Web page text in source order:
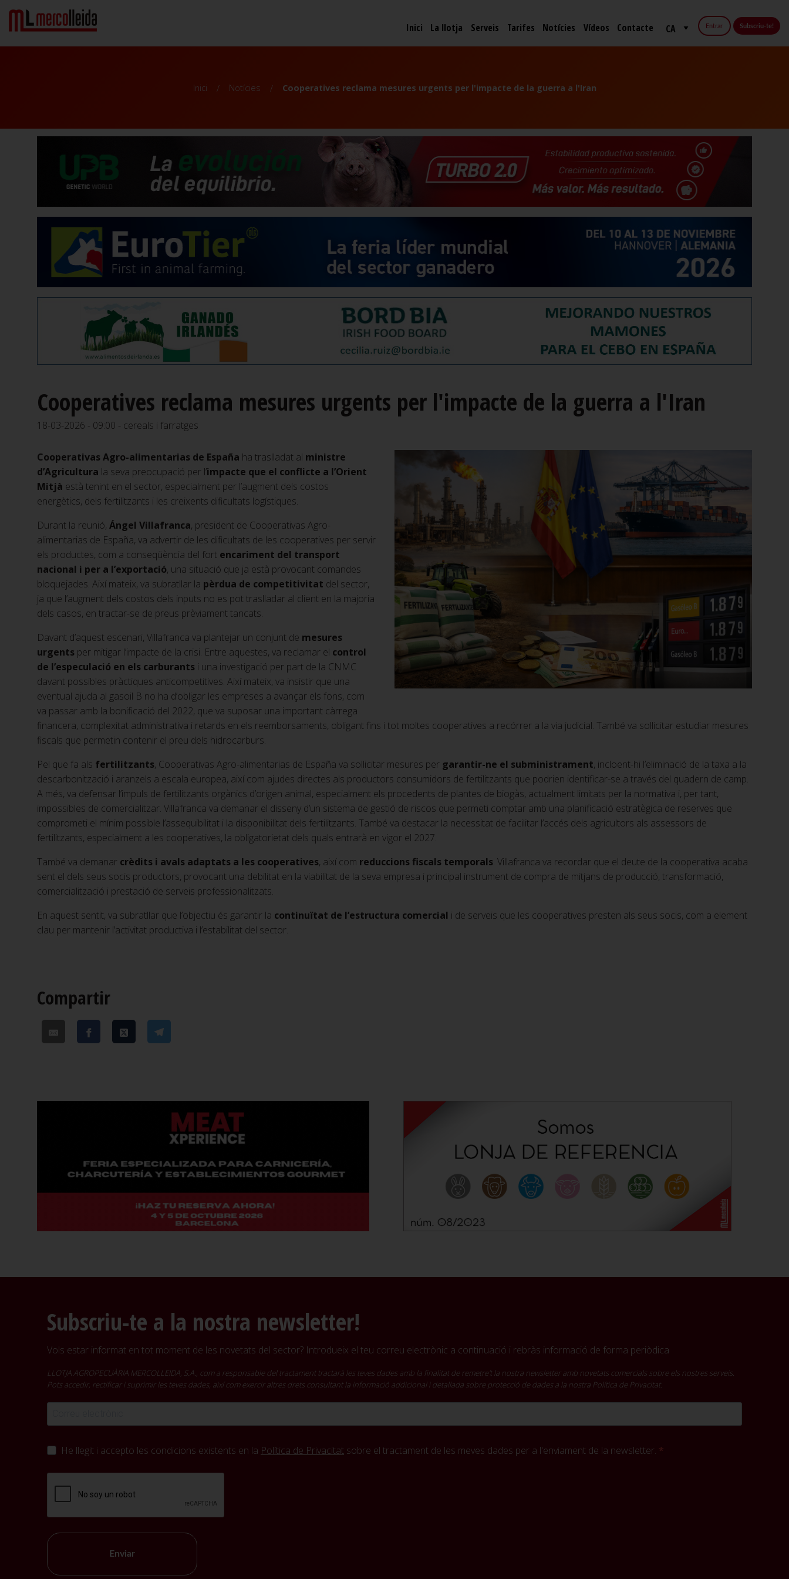
Entrar Subscriu-te!
Inici La llotja Serveis Tarifes Notícies Vídeos Contacte
Inici Notícies Cooperatives reclama mesures urgents per l'impacte de la guerra a l'Iran
Cooperatives reclama mesures urgents per l'impacte de la guerra a l'Iran
18-03-2026 - 09:00 - cereals i farratges
Cooperativas Agro-alimentarias de España ha traslladat al ministre
d’Agricultura la seva preocupació per l’impacte que el conflicte a l’Orient
Mitjà està tenint en el sector, especialment per l’augment dels costos
energètics, dels fertilitzants i les creixents dificultats logístiques.
Durant la reunió, Ángel Villafranca, president de Cooperativas Agro-
alimentarias de España, va advertir de les dificultats de les cooperatives per servir
els productes, com a conseqüència del fort encariment del transport
nacional i per a l’exportació, una situació que ja està provocant comandes
bloquejades. Així mateix, va subratllar la pèrdua de competitivitat del sector,
ja que l’augment dels costos dels inputs no es pot traslladar al client en la majoria
dels casos, en tractar-se de preus prèviament tancats.
Davant d’aquest escenari, Villafranca va plantejar un conjunt de mesures
urgents per mitigar l’impacte de la crisi. Entre aquestes, va reclamar el control
de l’especulació en els carburants i una investigació per part de la CNMC
davant possibles pràctiques anticompetitives. Així mateix, va insistir que una
eventual ajuda al gasoil B no ha d’obligar les empreses a avançar els fons, com
va passar amb la bonificació del 2022, que va suposar una important càrrega
financera, complexitat administrativa i retards en els reemborsaments, obligant fins i tot moltes cooperatives a recórrer a la via judicial. També va sol·licitar estudiar mesures
fiscals que permetin contenir el preu dels hidrocarburs.
Pel que fa als fertilitzants, Cooperativas Agro-alimentarias de España va sol·licitar mesures per garantir-ne el subministrament, incloent-hi l’eliminació de la taxa a la
descarbonització i aranzels a escala europea, així com ajudes directes als productors consumidors de fertilitzants que podrien identificar-se a través del quadern de camp.
A més, va defensar l’impuls de fertilitzants orgànics d’origen animal, especialment els procedents de plantes de biogàs, actualment limitats per la normativa i, per tant,
impossibles de comercialitzar. Villafranca va demanar el disseny d’un sistema de gestió de riscos que permeti comptar amb una planificació estratègica de reserves que
comprometi el mínim possible l’assequibilitat i la disponibilitat dels fertilitzants. També va destacar la necessitat de facilitar l’accés dels agricultors als assessors de
fertilitzants, especialment a les cooperatives, la obligatorietat dels quals entrarà en vigor el 2027.
També va demanar crèdits i avals adaptats a les cooperatives, així com reduccions fiscals temporals. Villafranca va recordar que el deute de la cooperativa acaba
sent el dels seus socis productors, provocant una debilitat en la viabilitat de la seva empresa i principal instrument de compra de mitjans de producció, transformació,
comercialització i prestació de serveis professionalitzats.
En aquest sentit, va subratllar que l’objectiu és garantir la continuïtat de l’estructura comercial i de serveis que les cooperatives presten als seus socis, com a element
clau per mantenir l’activitat productiva i l’estabilitat del sector.
Compartir
Subscriu-te a la nostra newsletter!
Vols estar informat en tot moment de les novetats del sector? Introdueix el teu correu electrònic a continuació i rebràs informació de forma periòdica
LLOTJA AGROPECUÀRIA MERCOLLEIDA, S.A., com a responsable del tractament tractarà les teves dades amb la finalitat de remetre't la nostra newsletter amb novetats comercials sobre els nostres serveis.
Pots accedir, rectificar i suprimir les teves dades, així com exercir altres drets consultant la informació addicional i detallada sobre protecció de dades a la nostra Política de Privacitat.
He llegit i accepto les condicions existents en la Política de Privacitat sobre el tractament de les meves dades per a l'enviament de la newsletter.
Enviar